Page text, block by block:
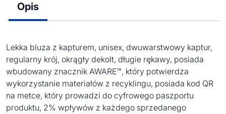
Opis
Lekka bluza z kapturem, unisex, dwuwarstwowy kaptur,
regularny krój, okrągły dekolt, długie rękawy, posiada
wbudowany znacznik AWARE™, który potwierdza
wykorzystanie materiałów z recyklingu, posiada kod QR
na metce, który prowadzi do cyfrowego paszportu
produktu, 2% wpływów z każdego sprzedanego